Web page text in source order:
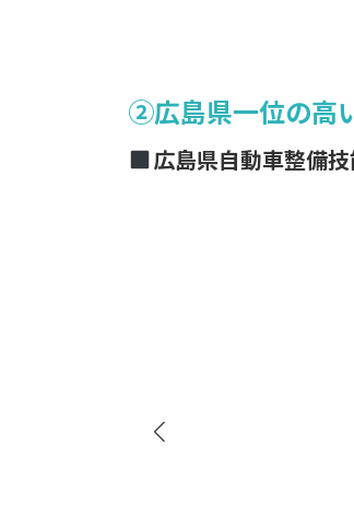
②広島県一位の高
広島県自動車整備